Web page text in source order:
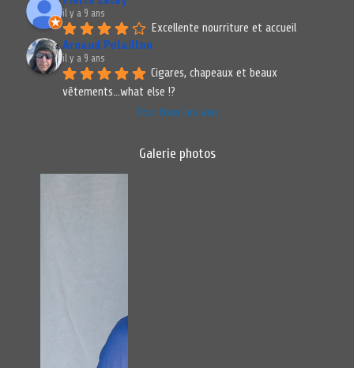
il y a 9 ans
Excellente nourriture et accueil
Arnaud Polaillon
il y a 9 ans
Cigares, chapeaux et beaux
vêtements...what else !?
Voir tous les avis
Galerie photos